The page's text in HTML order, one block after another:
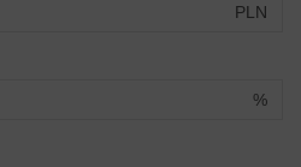
PLN
%